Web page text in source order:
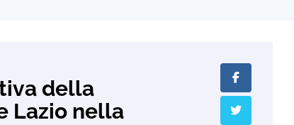
della
Lazio nella